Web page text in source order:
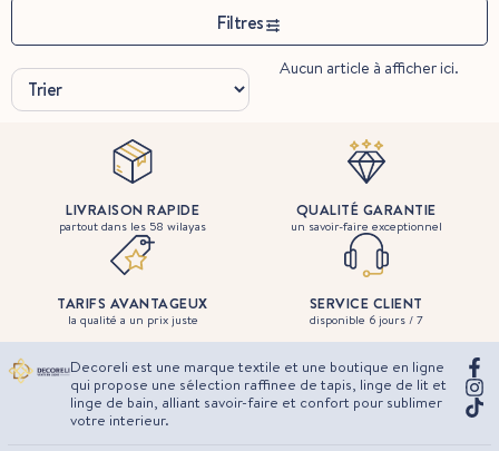
Filtres
Aucun article à afficher ici.
LIVRAISON RAPIDE
partout dans les 58 wilayas
QUALITÉ GARANTIE
un savoir-faire exceptionnel
TARIFS AVANTAGEUX
la qualité a un prix juste
SERVICE CLIENT
disponible 6 jours / 7
Decoreli est une marque textile et une boutique en ligne
qui propose une sélection raffinee de tapis, linge de lit et
linge de bain, alliant savoir-faire et confort pour sublimer
votre interieur.